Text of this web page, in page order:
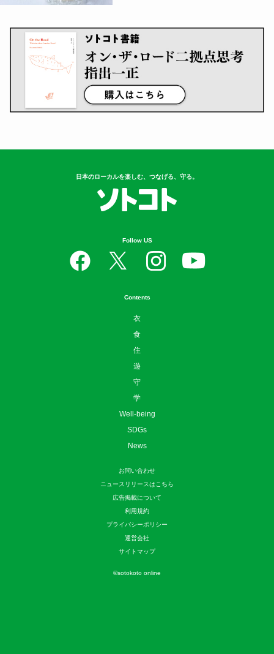
日本のローカルを楽しむ、つなげる、守る。
Follow US
Contents
衣
食
住
遊
守
学
Well-being
SDGs
News
お問い合わせ
ニュースリリースはこちら
広告掲載について
利用規約
プライバシーポリシー
運営会社
サイトマップ
©sotokoto online